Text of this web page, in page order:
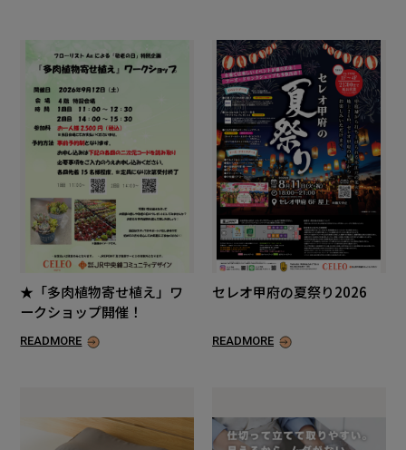
★「多肉植物寄せ植え」ワ
ークショップ開催！
READMORE
セレオ甲府の夏祭り2026
READMORE